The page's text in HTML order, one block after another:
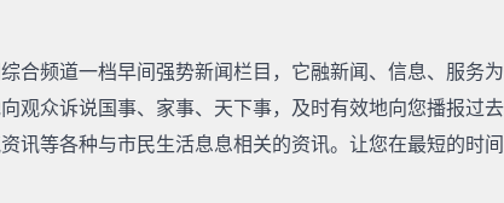
合频道一档早间强势新闻栏目，它融新闻、信息、服务
观众诉说国事、家事、天下事，及时有效地向您播报过
讯等各种与市民生活息息相关的资讯。让您在最短的时